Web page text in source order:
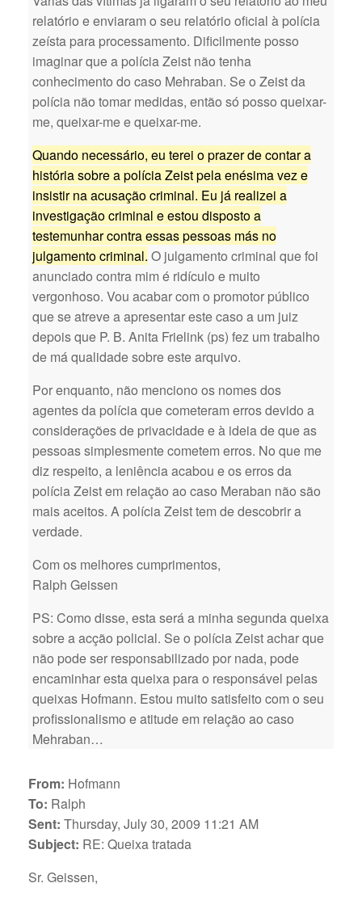
relatório e enviaram o seu relatório oficial à polícia
zeísta para processamento. Dificilmente posso
imaginar que a polícia Zeist não tenha
conhecimento do caso Mehraban. Se o Zeist da
polícia não tomar medidas, então só posso queixar-
me, queixar-me e queixar-me.
Quando necessário, eu terei o prazer de contar a
história sobre a polícia Zeist pela enésima vez e
insistir na acusação criminal. Eu já realizei a
investigação criminal e estou disposto a
testemunhar contra essas pessoas más no
julgamento criminal. O julgamento criminal que foi
anunciado contra mim é ridículo e muito
vergonhoso. Vou acabar com o promotor público
que se atreve a apresentar este caso a um juiz
depois que P. B. Anita Frielink (ps) fez um trabalho
de má qualidade sobre este arquivo.
Por enquanto, não menciono os nomes dos
agentes da polícia que cometeram erros devido a
considerações de privacidade e à ideia de que as
pessoas simplesmente cometem erros. No que me
diz respeito, a leniência acabou e os erros da
polícia Zeist em relação ao caso Meraban não são
mais aceitos. A polícia Zeist tem de descobrir a
verdade.
Com os melhores cumprimentos,
Ralph Geissen
PS: Como disse, esta será a minha segunda queixa
sobre a acção policial. Se o polícia Zeist achar que
não pode ser responsabilizado por nada, pode
encaminhar esta queixa para o responsável pelas
queixas Hofmann. Estou muito satisfeito com o seu
profissionalismo e atitude em relação ao caso
Mehraban…
From: Hofmann
To: Ralph
Sent: Thursday, July 30, 2009 11:21 AM
Subject: RE: Queixa tratada
Sr. Geissen,